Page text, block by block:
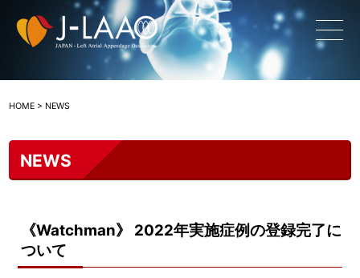
HOME > NEWS
NEWS
《Watchman》 2022年実施症例の登録完了に
ついて